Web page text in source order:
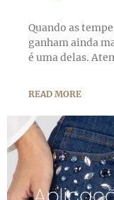
Quando as
ganham ainda
é uma delas.
READ MORE